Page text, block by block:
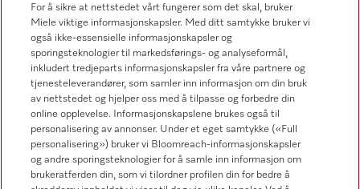
Forbrukerkontakt
67 17 31 00
Forhandlersøk
For å sikre at nettstedet vårt fungerer som det skal, bruker
Miele viktige informasjonskapsler. Med ditt samtykke bruker vi
også ikke-essensielle informasjonskapsler og
sporingsteknologier til markedsførings- og analyseformål,
inkludert tredjeparts informasjonskapsler fra våre partnere og
tjenesteleverandører, som samler inn informasjon om din bruk
av nettstedet og hjelper oss med å tilpasse og forbedre din
online opplevelse. Informasjonskapslene brukes også til
personalisering av annonser. Under et eget samtykke («Full
personalisering») bruker vi Bloomreach-informasjonskapsler
og andre sporingsteknologier for å samle inn informasjon om
brukeratferden din, som vi tilordner profilen din for bedre å